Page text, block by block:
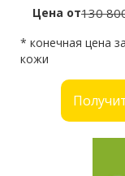
Цена от130
* конечная цена
кожи